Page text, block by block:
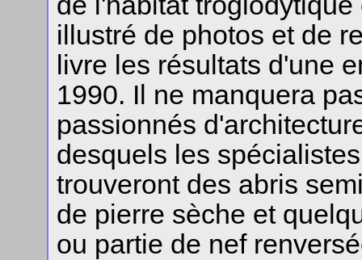
illustré de photos et de
livre les résultats d'une
1990. Il ne manquera
passionnés
desquels les
trouveront des abris
de pierre sèche et
ou partie de nef